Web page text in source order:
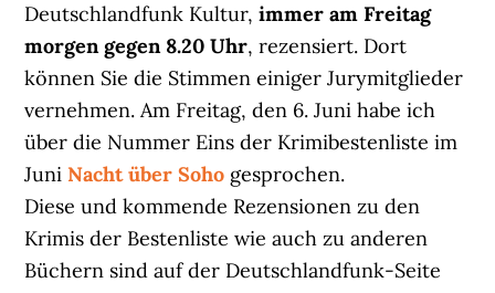
Deutschlandfunk Kultur,immer am Freitag
morgen gegen 8.20 Uhr, rezensiert. Dort
können Sie die Stimmen einiger Jurymitglieder
vernehmen. Am Freitag, den 6. Juni habe ich
über die Nummer Eins der Krimibestenliste im
JuniNacht über Soho gesprochen.
Diese und kommende Rezensionen zu den
Krimis der Bestenliste wie auch zu anderen
Büchern sind auf der Deutschlandfunk-Seite